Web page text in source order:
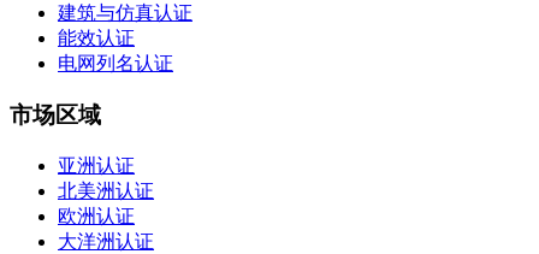
建筑与仿真认证
能效认证
电网列名认证
市场区域
亚洲认证
北美洲认证
欧洲认证
大洋洲认证